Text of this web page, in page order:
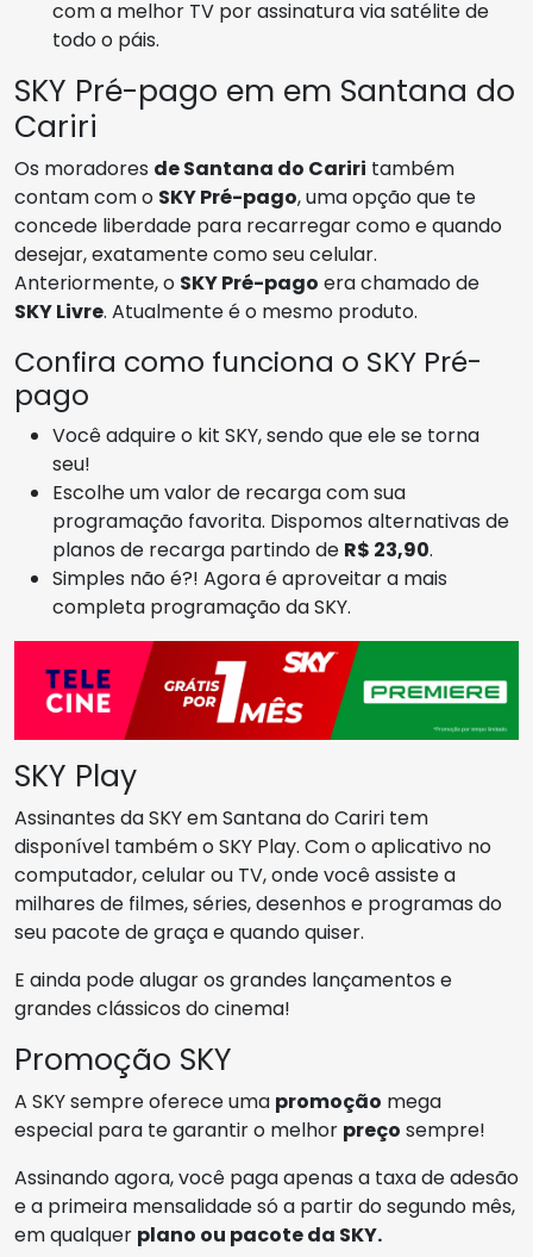
com a melhor TV por assinatura via satélite de
todo o páis.
SKY Pré-pago em em Santana do
Cariri
Os moradores de Santana do Cariri também
contam com o SKY Pré-pago, uma opção que te
concede liberdade para recarregar como e quando
desejar, exatamente como seu celular.
Anteriormente, o SKY Pré-pago era chamado de
SKY Livre. Atualmente é o mesmo produto.
Confira como funciona o SKY Pré-
pago
Você adquire o kit SKY, sendo que ele se torna
seu!
Escolhe um valor de recarga com sua
programação favorita. Dispomos alternativas de
planos de recarga partindo de R$ 23,90.
Simples não é?! Agora é aproveitar a mais
completa programação da SKY.
SKY Play
Assinantes da SKY em Santana do Cariri tem
disponível também o SKY Play. Com o aplicativo no
computador, celular ou TV, onde você assiste a
milhares de filmes, séries, desenhos e programas do
seu pacote de graça e quando quiser.
E ainda pode alugar os grandes lançamentos e
grandes clássicos do cinema!
Promoção SKY
A SKY sempre oferece uma promoção mega
especial para te garantir o melhor preço sempre!
Assinando agora, você paga apenas a taxa de adesão
e a primeira mensalidade só a partir do segundo mês,
em qualquer plano ou pacote da SKY.